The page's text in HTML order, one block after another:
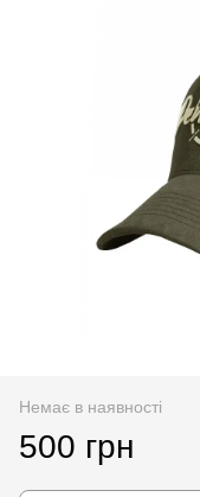
Немає в наявності
500 грн